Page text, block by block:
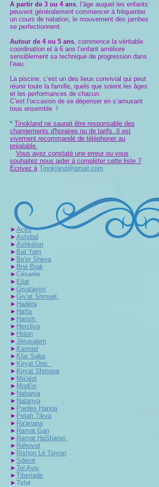
A partir de 3 ou 4 ans, l’âge auquel les enfants
peuvent généralement commencer à fréquenter
un cours de natation, le mouvement des jambes
se perfectionnent.
Autour de 4 ou 5 ans, commence la véritable
coordination et à 6 ans l’enfant améliore
sensiblement sa technique de progression dans
l’eau.
La piscine, c’est un des lieux convivial qui peut
réunir toute la famille, quels que soient les âges
et les performances de chacun.
C’est l’occasion de se dépenser en s’amusant
tous ensemble !
* Tinokland ne saurait être responsable des
changements d'horaires ou de tarifs .Il est
vivement recommandé de téléphoner au
préalable
Vous avez constaté une erreur ou vous
souhaitez nous aider à complèter cette liste ?
Ecrivez à Tinokland@gmail.com
► Acko
► Ashdod
► Ashkélon
► Bat Yam
► Be'er Sheva
► Bné Brak
► Césarée
► Eilat
► Givatayim
► Giv'at Shmuel
► Hadéra
► Haïfa
► Harish
► Herzliya
► Holon
► Jérusalem
► Karmiel
► Kfar Saba
► Kiryat Ono
► Kiryat Shmona
► Ma'alot
► Modi'in
► Naharya
► Natanya
► Pardes Hanna
► Petah Tikva
► Ra'anana
► Ramat Gan
► Ramat HaSharon
► Réhovot
► Rishon Lé Tsiyon
► Sdérot
► Tel Aviv
► Tiberiade
► Tsfat